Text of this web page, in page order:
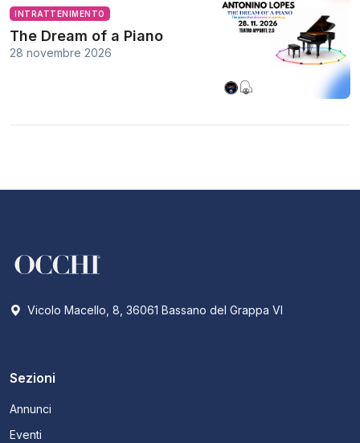
INTRATTENIMENTO
The Dream of a Piano
28 novembre 2026
Vicolo Macello, 8, 36061 Bassano del Grappa VI
Sezioni
Annunci
Eventi